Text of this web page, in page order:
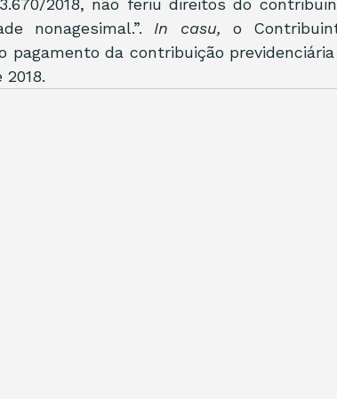
2018, não feriu direitos do
nonagesimal.”. In casu, o
pagamento da contribuição